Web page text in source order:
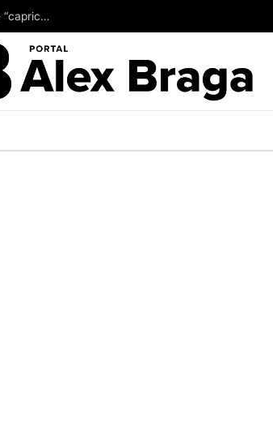
Alberto Neto tá achando pouco o ‘couro’ que arrancam do povo e “capricha” no suplente